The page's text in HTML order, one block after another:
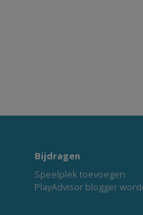
Bijdragen
Speelplek toevoegen
PlayAdvisor blogger